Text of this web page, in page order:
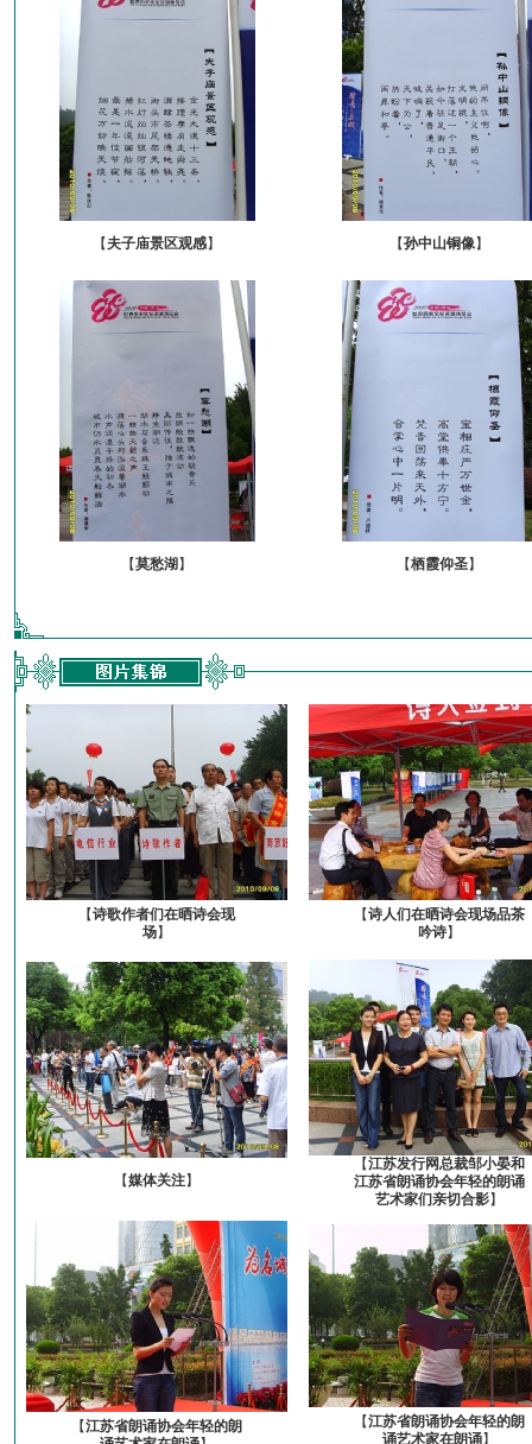
【夫子庙景区观感】 【孙中山铜像】
【莫愁湖 】 【栖霞仰圣】
【诗歌作者们在晒诗会现
场】
【诗人们在晒诗会现场品茶
吟诗】
【媒体关注】
【江苏发行网总裁邹小晏和
江苏省朗诵协会年轻的朗诵
艺术家们亲切合影】
【江苏省朗诵协会年轻的朗
【江苏省朗诵协会年轻的朗
诵艺术家在朗诵】